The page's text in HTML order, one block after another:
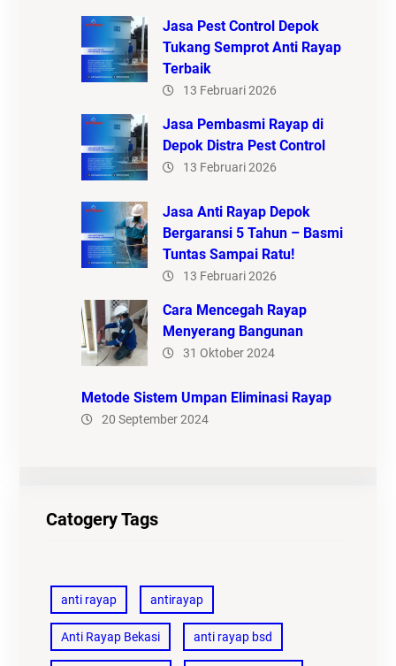
Jasa Pest Control Depok
Tukang Semprot Anti Rayap
Terbaik
13 Februari 2026
Jasa Pembasmi Rayap di
Depok Distra Pest Control
13 Februari 2026
Jasa Anti Rayap Depok
Bergaransi 5 Tahun – Basmi
Tuntas Sampai Ratu!
13 Februari 2026
Cara Mencegah Rayap
Menyerang Bangunan
31 Oktober 2024
Metode Sistem Umpan Eliminasi Rayap
20 September 2024
Catogery Tags
anti rayap antirayap
Anti Rayap Bekasi anti rayap bsd